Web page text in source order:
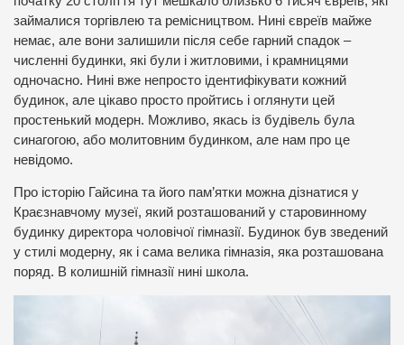
займалися торгівлею та ремісництвом. Нині євреїв майже
немає, але вони залишили після себе гарний спадок –
численні будинки, які були і житловими, і крамницями
одночасно. Нині вже непросто ідентифікувати кожний
будинок, але цікаво просто пройтись і оглянути цей
простенький модерн. Можливо, якась із будівель була
синагогою, або молитовним будинком, але нам про це
невідомо.
Про історію Гайсина та його пам’ятки можна дізнатися у
Краєзнавчому музеї, який розташований у старовинному
будинку директора чоловічої гімназії. Будинок був зведений
у стилі модерну, як і сама велика гімназія, яка розташована
поряд. В колишній гімназії нині школа.